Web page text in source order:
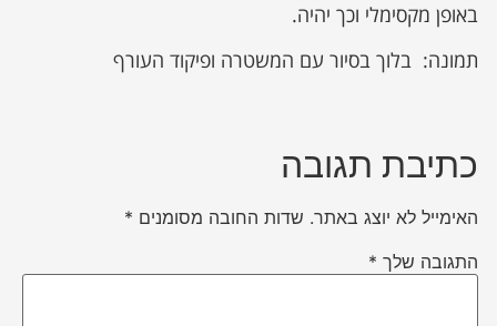
באופן מקסימלי וכך יהיה.
תמונה: בלוך בסיור עם המשטרה ופיקוד העורף
כתיבת תגובה
האימייל לא יוצג באתר. שדות החובה מסומנים *
התגובה שלך *